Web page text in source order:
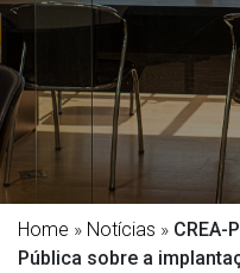
Home » Notícias » CREA-
Pública sobre a